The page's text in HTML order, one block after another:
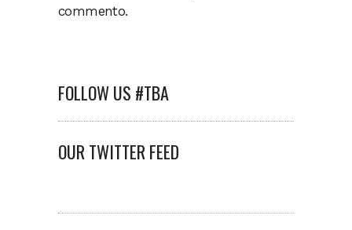
commento.
FOLLOW US #TBA
OUR TWITTER FEED